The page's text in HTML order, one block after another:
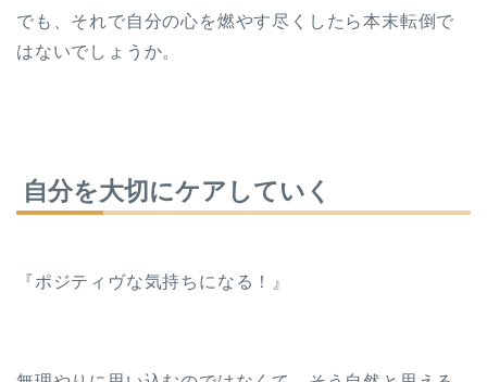
でも、それで自分の心を燃やす尽くしたら本末転倒で
はないでしょうか。
自分を大切にケアしていく
『ポジティヴな気持ちになる！』